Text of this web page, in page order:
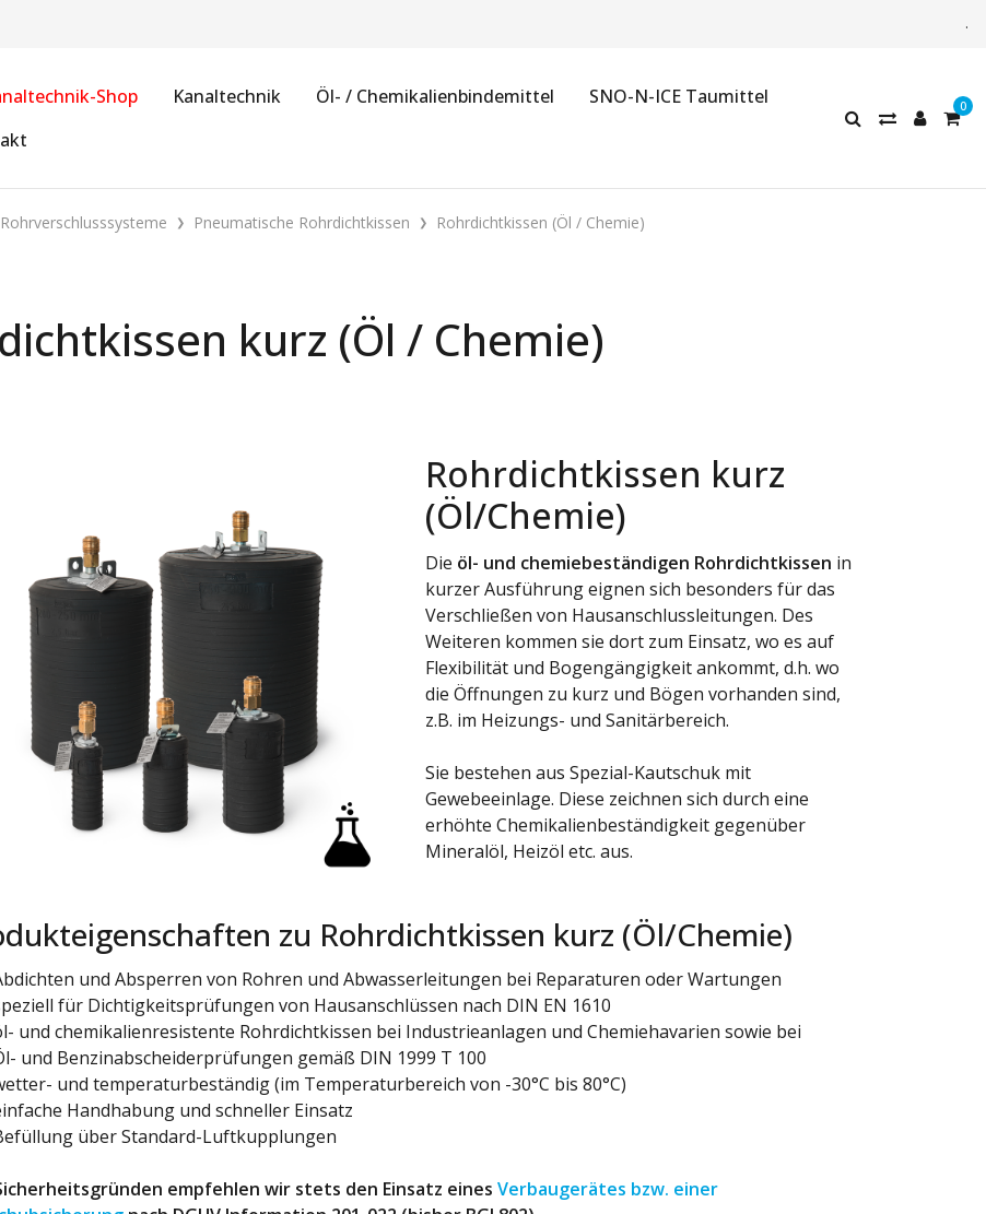
.
Kanaltechnik Öl- / Chemikalienbindemittel
SNO-N-ICE Taumittel
Shop
Rohrverschlusssysteme Pneumatische Rohrdichtkissen
Rohrdichtkissen (Öl / Chemie)
kurz (Öl / Chemie)
Rohrdichtkissen kurz
(Öl/Chemie)
Die öl- und chemiebeständigen Rohrdichtkissen in
kurzer Ausführung eignen sich besonders für das
Verschließen von Hausanschlussleitungen. Des
Weiteren kommen sie dort zum Einsatz, wo es auf
Flexibilität und Bogengängigkeit ankommt, d.h. wo
die Öffnungen zu kurz und Bögen vorhanden sind,
z.B. im Heizungs- und Sanitärbereich.
Sie bestehen aus Spezial-Kautschuk mit
Gewebeeinlage. Diese zeichnen sich durch eine
erhöhte Chemikalienbeständigkeit gegenüber
Mineralöl, Heizöl etc. aus.
zu Rohrdichtkissen kurz (Öl/Chemie)
und Absperren von Rohren und Abwasserleitungen bei Reparaturen oder Wartungen
für Dichtigkeitsprüfungen von Hausanschlüssen nach DIN EN 1610
und chemikalienresistente Rohrdichtkissen bei Industrieanlagen und Chemiehavarien sowie bei
und Benzinabscheiderprüfungen gemäß DIN 1999 T 100
und temperaturbeständig (im Temperaturbereich von -30°C bis 80°C)
Handhabung und schneller Einsatz
über Standard-Luftkupplungen
empfehlen wir stets den Einsatz eines Verbaugerätes bzw. einer